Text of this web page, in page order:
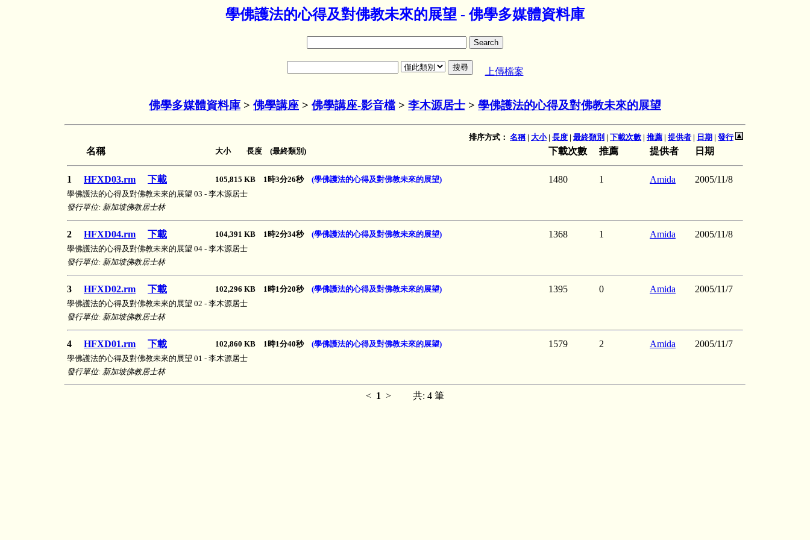
學佛護法的心得及對佛教未來的展望 - 佛學多媒體資料庫
上傳檔案
佛學多媒體資料庫 > 佛學講座 > 佛學講座-影音檔 > 李木源居士 > 學佛護法的心得及對佛教未來的展望
排序方式： 名稱| 大小| 長度 | 最終類別 | 下載次數 | 推薦 | 提供者 | 日期 | 發行
名稱 大小 長度 (最終類別) 下載次數 推薦 提供者 日期
1 HFXD03.rm 下載 105,815 KB 1時3分26秒 (學佛護法的心得及對佛教未來的展望) 1480 1 Amida 2005/11/8
學佛護法的心得及對佛教未來的展望 03 - 李木源居士
發行單位: 新加坡佛教居士林
2 HFXD04.rm 下載 104,391 KB 1時2分34秒 (學佛護法的心得及對佛教未來的展望) 1368 1 Amida 2005/11/8
學佛護法的心得及對佛教未來的展望 04 - 李木源居士
發行單位: 新加坡佛教居士林
3 HFXD02.rm 下載 102,296 KB 1時1分20秒 (學佛護法的心得及對佛教未來的展望) 1395 0 Amida 2005/11/7
學佛護法的心得及對佛教未來的展望 02 - 李木源居士
發行單位: 新加坡佛教居士林
4 HFXD01.rm 下載 102,860 KB 1時1分40秒 (學佛護法的心得及對佛教未來的展望) 1579 2 Amida 2005/11/7
學佛護法的心得及對佛教未來的展望 01 - 李木源居士
發行單位: 新加坡佛教居士林
< 1 > 共: 4 筆